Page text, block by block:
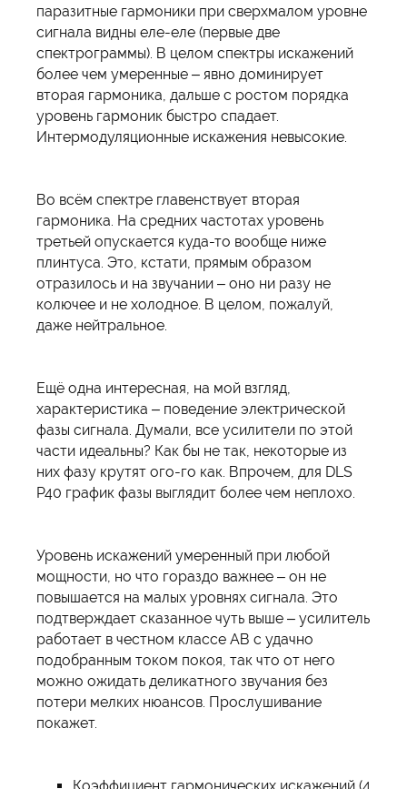
паразитные гармоники при сверхмалом уровне
сигнала видны еле-еле (первые две
спектрограммы). В целом спектры искажений
более чем умеренные – явно доминирует
вторая гармоника, дальше с ростом порядка
уровень гармоник быстро спадает.
Интермодуляционные искажения невысокие.
Во всём спектре главенствует вторая
гармоника. На средних частотах уровень
третьей опускается куда-то вообще ниже
плинтуса. Это, кстати, прямым образом
отразилось и на звучании – оно ни разу не
колючее и не холодное. В целом, пожалуй,
даже нейтральное.
Ещё одна интересная, на мой взгляд,
характеристика – поведение электрической
фазы сигнала. Думали, все усилители по этой
части идеальны? Как бы не так, некоторые из
них фазу крутят ого-го как. Впрочем, для DLS
P40 график фазы выглядит более чем неплохо.
Уровень искажений умеренный при любой
мощности, но что гораздо важнее – он не
повышается на малых уровнях сигнала. Это
подтверждает сказанное чуть выше – усилитель
работает в честном классе АВ с удачно
подобранным током покоя, так что от него
можно ожидать деликатного звучания без
потери мелких нюансов. Прослушивание
покажет.